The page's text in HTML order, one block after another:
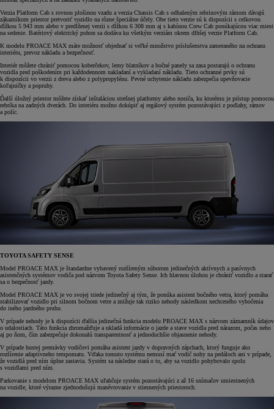
Verzia Platform Cab s rovnou plošinou vzadu a verzia Chassis Cab s odhaleným rebrinovým rámom dávajú
zákazníkom priestor pretvoriť vozidlo na rôzne špeciálne účely. Obe tieto verzie sú k dispozícii s celkovou
dĺžkou 5 943 mm alebo v predĺženej verzii s dĺžkou 6 308 mm aj s kabínou Crew Cab ponúkajúcou viac miest
na sedenie. Batériový elektrický pohon sa dodáva ku všetkým verziám okrem dlhšej verzie Platform Cab.
K modelu PROACE MAX máte možnosť objednať si veľké množstvo príslušenstva zameraného na ochranu
interiéru, prevoz nákladu a bezpečnosť.
Interiér môžete chrániť pomocou koberčekov, lemy blatníkov a bočné panely sa zasa postarajú o ochranu
vozidla pred poškodením pri každodennom nakladaní a vykladaní nákladu. Tieto ochranné prvky sú
k dispozícii vo verzii z dreva alebo z polypropylénu. Pevné uchytenie nákladu zabezpečia upevňovacie
koľajničky a popruhy.
Ďalší úložný priestor môžete získať inštaláciou strešnej platformy alebo nosiča, ku ktorému je prístup pomocou
rebríka na zadných dverách. Do interiéru možno dokúpiť aj regálový systém pozostávajúci z podlahy, rámov
a políc.
TOYOTA SAFETY SENSE
Model PROACE MAX je štandardne vybavený rozšíreným súborom jedinečných aktívnych a pasívnych
asistenčných systémov vodiča pod názvom Toyota Safety Sense. Ich hlavnou úlohou je chrániť vozidlo a starať
sa o bezpečnosť jazdy.
Model PROACE MAX je vo svojej triede jedinečný aj tým, že ponúka asistent bočného vetra, ktorý pomáha
stabilizovať vozidlo pri silnom bočnom vetre a znižuje tak riziko nehody následkom nechceného vybočenia
do iného jazdného pruhu.
V prípade nehody je k dispozícii ďalšia jedinečná funkcia modelu PROACE MAX s názvom záznamník údajov
o udalostiach. Táto funkcia zhromažďuje a ukladá informácie o jazde a stave vozidla pred nárazom, počas neho
aj po ňom, čím zabezpečuje dokonalú transparentnosť a jednoduchšie objasnenie nehody.
V prípade hustej premávky vodičovi pomáha asistent jazdy v dopravných zápchach, ktorý funguje ako
rozšírenie adaptívneho tempomatu. Vďaka tomuto systému nemusí mať vodič nohy na pedáloch ani v prípade,
že vozidlá pred ním úplne zastavia. Systém sa následne stará o to, aby sa vozidlo pohybovalo spolu
s vozidlami pred ním.
Parkovanie s modelom PROACE MAX uľahčuje systém pozostávajúci z až 16 snímačov umiestnených
na vozidle, ktoré výrazne zjednodušujú manévrovanie v stiesnených priestoroch.